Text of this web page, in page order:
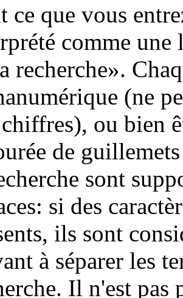
ce que vous
comme une
recherche».
(ne
ou bien
de
sont
si des
ils sont
à séparer les
Il n'est pas